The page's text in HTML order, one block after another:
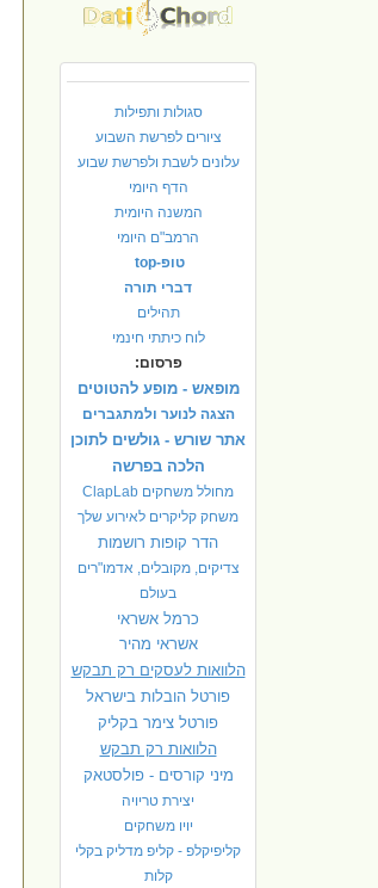
סגולות ותפילות
ציורים לפרשת השבוע
עלונים לשבת ולפרשת שבוע
הדף היומי
המשנה היומית
הרמב"ם היומי
טופ-top
דברי תורה
תהילים
לוח כיתתי חינמי
פרסום:
מופאש - מופע להטוטים
הצגה לנוער ולמתגברים
אתר שורש - גולשים לתוכן
הלכה בפרשה
מחולל משחקים ClapLab
משחק קליקרים לאירוע שלך
הדר קופות רושמות
צדיקים, מקובלים, אדמו"רים
בעולם
כרמל אשראי
אשראי מהיר
הלוואות לעסקים רק תבקש
פורטל הובלות בישראל
פורטל צימר בקליק
הלוואות רק תבקש
מיני קורסים - פולסטאק
יצירת טריויה
יויו משחקים
קליפיקלפ - קליפ מדליק בקלי
קלות